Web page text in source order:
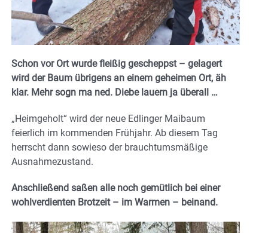
Schon vor Ort wurde fleißig gescheppst – gelagert
wird der Baum übrigens an einem geheimen Ort, äh
klar. Mehr sogn ma ned. Diebe lauern ja überall …
„Heimgeholt“ wird der neue Edlinger Maibaum
feierlich im kommenden Frühjahr. Ab diesem Tag
herrscht dann sowieso der brauchtumsmäßige
Ausnahmezustand.
Anschließend saßen alle noch gemütlich bei einer
wohlverdienten Brotzeit – im Warmen – beinand.